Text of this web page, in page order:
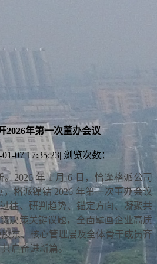
2026年第一次董办会议
07 17:35:23| 浏览次数：
2026 年 1 月 6 日，恰逢格派公司
格派镍钴 2026 年第一次董办会议
往、研判趋势、锚定方向、凝聚共
决策关键议题，全面擘画企业高质
东、核心管理层及全体骨干成员齐
启奋进新篇。